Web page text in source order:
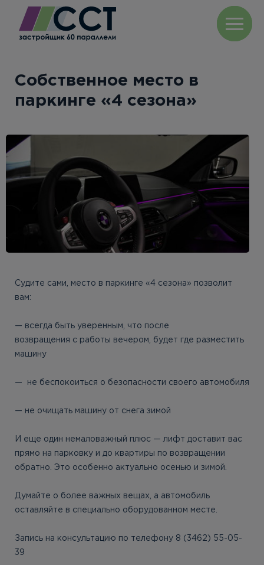
Собственное место в
паркинге «4 сезона»
Судите сами, место в паркинге «4 сезона» позволит
вам:
— всегда быть уверенным, что после
возвращения с работы вечером, будет где разместить
машину
— не беспокоиться о безопасности своего автомобиля
— не очищать машину от снега зимой
И еще один немаловажный плюс — лифт доставит вас
прямо на парковку и до квартиры по возвращении
обратно. Это особенно актуально осенью и зимой.
Думайте о более важных вещах, а автомобиль
оставляйте в специально оборудованном месте.
Запись на консультацию по телефону 8 (3462) 55-05-
39